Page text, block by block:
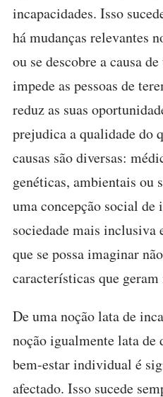
incapacidades. Isso
há mudanças relevantes
ou se descobre a causa
impede as pessoas de
reduz as suas
prejudica a qualidade do
causas são diversas:
genéticas, ambientais ou
uma concepção social de
sociedade mais inclusiva
que se possa imaginar
características que
De uma noção lata de
noção igualmente lata de
bem-estar individual é
afectado. Isso sucede